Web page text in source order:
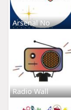
Arsenal No
Radio Wall